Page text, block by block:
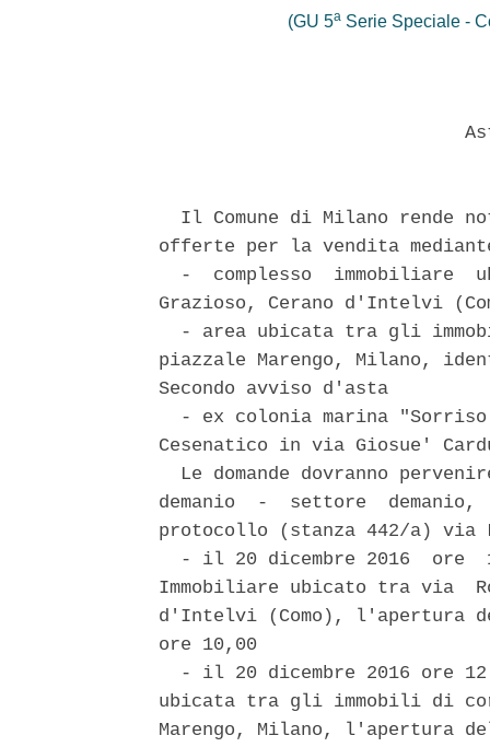
(GU 5a Serie Speciale -
Il Comune di Milano rende
offerte per la vendita
-  complesso  immobiliare
Grazioso, Cerano d'Intelvi
- area ubicata tra gli
piazzale Marengo, Milano,
Secondo avviso d'asta
- ex colonia marina
Cesenatico in via Giosue'
Le domande dovranno
demanio  -  settore
protocollo (stanza 442/a)
- il 20 dicembre 2016  ore
Immobiliare ubicato tra via
d'Intelvi (Como), l'apertura
ore 10,00
- il 20 dicembre 2016 ore
ubicata tra gli immobili di
Marengo, Milano, l'apertura